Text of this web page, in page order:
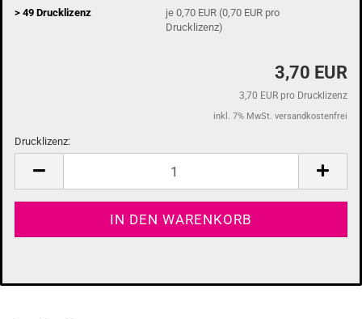
> 49 Drucklizenz
je 0,70 EUR (0,70 EUR pro
Drucklizenz)
3,70 EUR
3,70 EUR pro Drucklizenz
inkl. 7% MwSt. versandkostenfrei
Drucklizenz: